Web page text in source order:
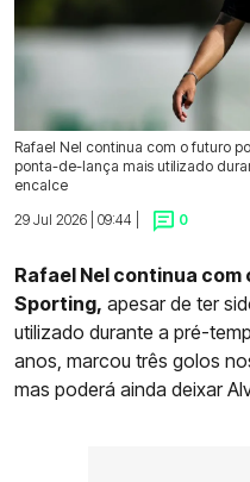
Rafael Nel continua com o futuro
ponta-de-lança mais utilizado
encalce
29 Jul 2026 | 09:44 |
0
Rafael Nel continua
Sporting, apesar de ter
utilizado durante a pré-
anos, marcou três golos
mas poderá ainda deixar